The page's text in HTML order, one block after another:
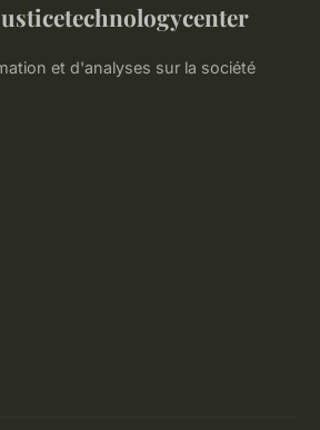
et d'analyses sur la société